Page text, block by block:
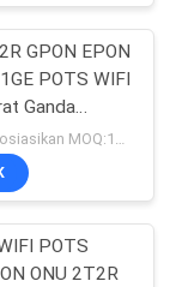
GPON EPON
POTS WIFI
Ganda
ONU
dapat dinegosiasikan MOQ:100 pcs
POTS
ONU 2T2R